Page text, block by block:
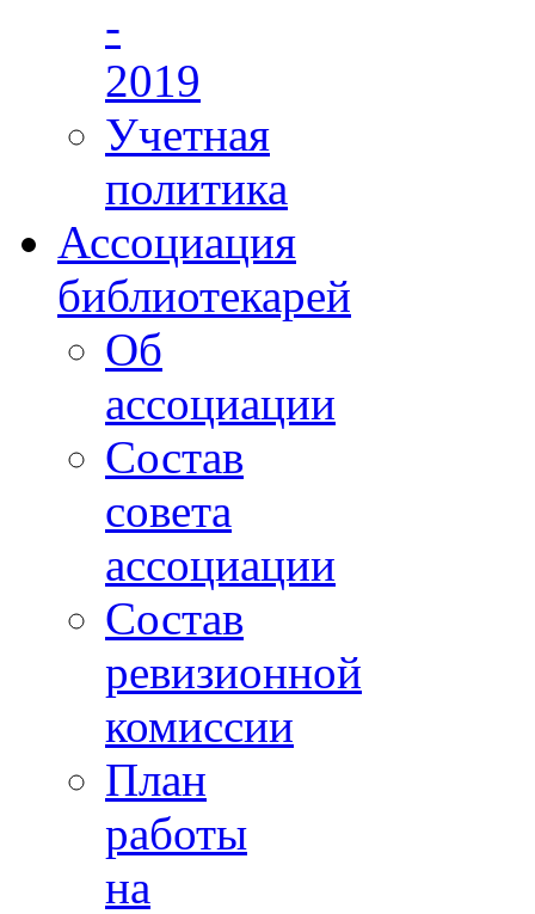
-
2019
Учетная
политика
Ассоциация
библиотекарей
Об
ассоциации
Состав
совета
ассоциации
Состав
ревизионной
комиссии
План
работы
на